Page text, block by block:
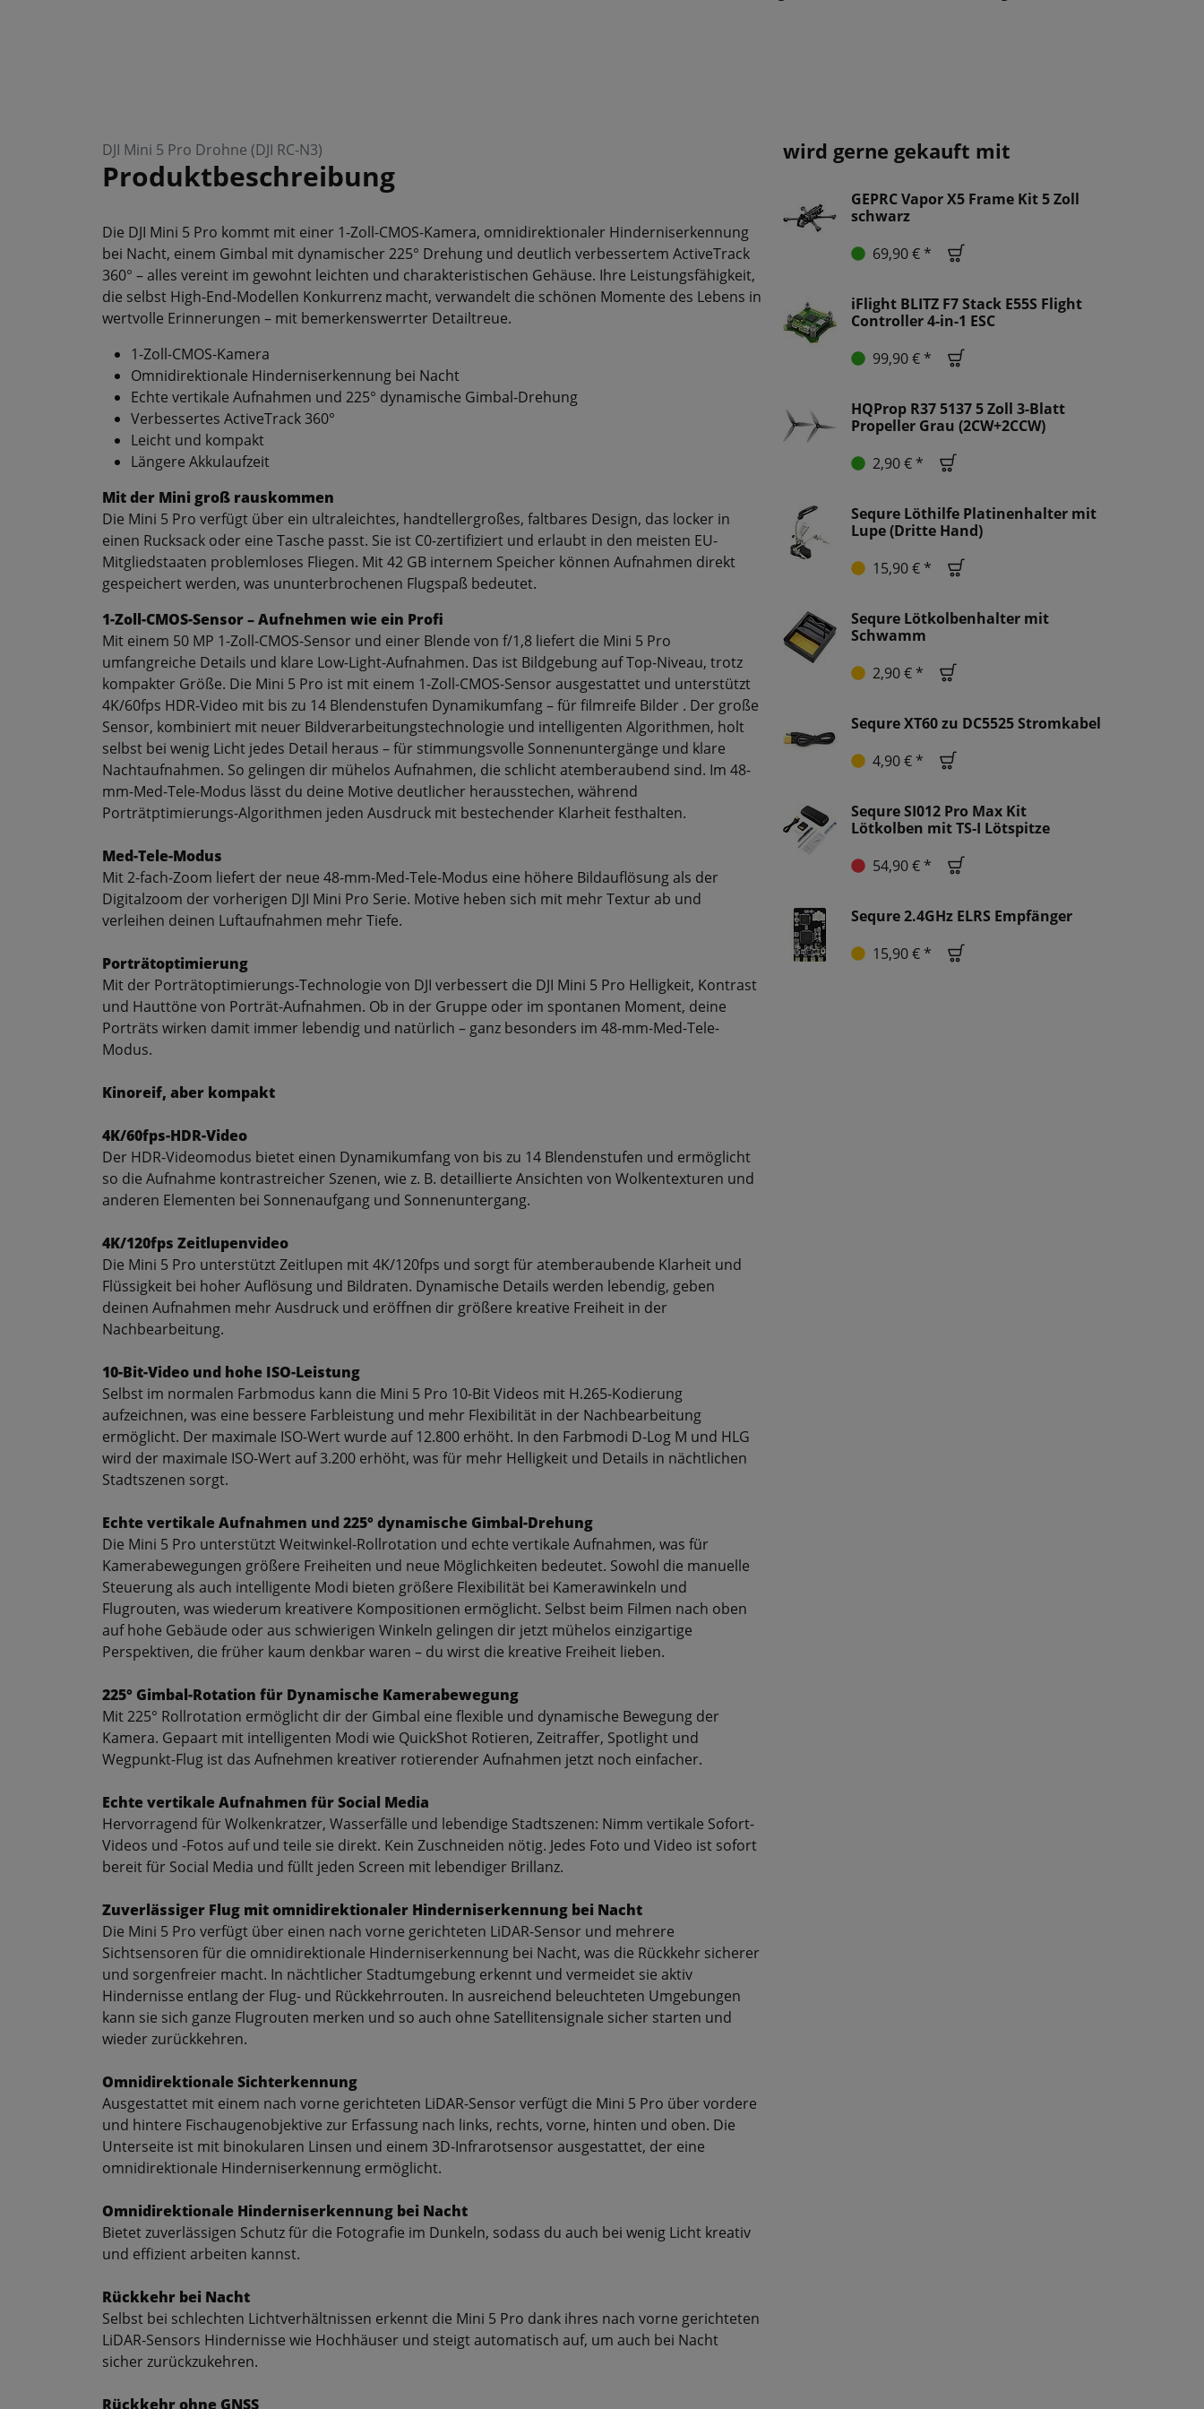
DJI Mini 5 Pro Drohne (DJI RC-N3)
Produktbeschreibung
Die DJI Mini 5 Pro kommt mit einer 1-Zoll-CMOS-Kamera, omnidirektionaler Hinderniserkennung
bei Nacht, einem Gimbal mit dynamischer 225° Drehung und deutlich verbessertem ActiveTrack
360° – alles vereint im gewohnt leichten und charakteristischen Gehäuse. Ihre Leistungsfähigkeit,
die selbst High-End-Modellen Konkurrenz macht, verwandelt die schönen Momente des Lebens in
wertvolle Erinnerungen – mit bemerkenswerrter Detailtreue.
1-Zoll-CMOS-Kamera
Omnidirektionale Hinderniserkennung bei Nacht
Echte vertikale Aufnahmen und 225° dynamische Gimbal-Drehung
Verbessertes ActiveTrack 360°
Leicht und kompakt
Längere Akkulaufzeit
Mit der Mini groß rauskommen
Die Mini 5 Pro verfügt über ein ultraleichtes, handtellergroßes, faltbares Design, das locker in
einen Rucksack oder eine Tasche passt. Sie ist C0-zertifiziert und erlaubt in den meisten EU-
Mitgliedstaaten problemloses Fliegen. Mit 42 GB internem Speicher können Aufnahmen direkt
gespeichert werden, was ununterbrochenen Flugspaß bedeutet.
1-Zoll-CMOS-Sensor – Aufnehmen wie ein Profi
Mit einem 50 MP 1-Zoll-CMOS-Sensor und einer Blende von f/1,8 liefert die Mini 5 Pro
umfangreiche Details und klare Low-Light-Aufnahmen. Das ist Bildgebung auf Top-Niveau, trotz
kompakter Größe. Die Mini 5 Pro ist mit einem 1-Zoll-CMOS-Sensor ausgestattet und unterstützt
4K/60fps HDR-Video mit bis zu 14 Blendenstufen Dynamikumfang – für filmreife Bilder . Der große
Sensor, kombiniert mit neuer Bildverarbeitungstechnologie und intelligenten Algorithmen, holt
selbst bei wenig Licht jedes Detail heraus – für stimmungsvolle Sonnenuntergänge und klare
Nachtaufnahmen. So gelingen dir mühelos Aufnahmen, die schlicht atemberaubend sind. Im 48-
mm-Med-Tele-Modus lässt du deine Motive deutlicher herausstechen, während
Porträtptimierungs-Algorithmen jeden Ausdruck mit bestechender Klarheit festhalten.
Med-Tele-Modus
Mit 2-fach-Zoom liefert der neue 48-mm-Med-Tele-Modus eine höhere Bildauflösung als der
Digitalzoom der vorherigen DJI Mini Pro Serie. Motive heben sich mit mehr Textur ab und
verleihen deinen Luftaufnahmen mehr Tiefe.
Porträtoptimierung
Mit der Porträtoptimierungs-Technologie von DJI verbessert die DJI Mini 5 Pro Helligkeit, Kontrast
und Hauttöne von Porträt-Aufnahmen. Ob in der Gruppe oder im spontanen Moment, deine
Porträts wirken damit immer lebendig und natürlich – ganz besonders im 48-mm-Med-Tele-
Modus.
Kinoreif, aber kompakt
4K/60fps-HDR-Video
Der HDR-Videomodus bietet einen Dynamikumfang von bis zu 14 Blendenstufen und ermöglicht
so die Aufnahme kontrastreicher Szenen, wie z. B. detaillierte Ansichten von Wolkentexturen und
anderen Elementen bei Sonnenaufgang und Sonnenuntergang.
4K/120fps Zeitlupenvideo
Die Mini 5 Pro unterstützt Zeitlupen mit 4K/120fps und sorgt für atemberaubende Klarheit und
Flüssigkeit bei hoher Auflösung und Bildraten. Dynamische Details werden lebendig, geben
deinen Aufnahmen mehr Ausdruck und eröffnen dir größere kreative Freiheit in der
Nachbearbeitung.
10-Bit-Video und hohe ISO-Leistung
Selbst im normalen Farbmodus kann die Mini 5 Pro 10-Bit Videos mit H.265-Kodierung
aufzeichnen, was eine bessere Farbleistung und mehr Flexibilität in der Nachbearbeitung
ermöglicht. Der maximale ISO-Wert wurde auf 12.800 erhöht. In den Farbmodi D-Log M und HLG
wird der maximale ISO-Wert auf 3.200 erhöht, was für mehr Helligkeit und Details in nächtlichen
Stadtszenen sorgt.
Echte vertikale Aufnahmen und 225° dynamische Gimbal-Drehung
Die Mini 5 Pro unterstützt Weitwinkel-Rollrotation und echte vertikale Aufnahmen, was für
Kamerabewegungen größere Freiheiten und neue Möglichkeiten bedeutet. Sowohl die manuelle
Steuerung als auch intelligente Modi bieten größere Flexibilität bei Kamerawinkeln und
Flugrouten, was wiederum kreativere Kompositionen ermöglicht. Selbst beim Filmen nach oben
auf hohe Gebäude oder aus schwierigen Winkeln gelingen dir jetzt mühelos einzigartige
Perspektiven, die früher kaum denkbar waren – du wirst die kreative Freiheit lieben.
225° Gimbal-Rotation für Dynamische Kamerabewegung
Mit 225° Rollrotation ermöglicht dir der Gimbal eine flexible und dynamische Bewegung der
Kamera. Gepaart mit intelligenten Modi wie QuickShot Rotieren, Zeitraffer, Spotlight und
Wegpunkt-Flug ist das Aufnehmen kreativer rotierender Aufnahmen jetzt noch einfacher.
Echte vertikale Aufnahmen für Social Media
Hervorragend für Wolkenkratzer, Wasserfälle und lebendige Stadtszenen: Nimm vertikale Sofort-
Videos und -Fotos auf und teile sie direkt. Kein Zuschneiden nötig. Jedes Foto und Video ist sofort
bereit für Social Media und füllt jeden Screen mit lebendiger Brillanz.
Zuverlässiger Flug mit omnidirektionaler Hinderniserkennung bei Nacht
Die Mini 5 Pro verfügt über einen nach vorne gerichteten LiDAR-Sensor und mehrere
Sichtsensoren für die omnidirektionale Hinderniserkennung bei Nacht, was die Rückkehr sicherer
und sorgenfreier macht. In nächtlicher Stadtumgebung erkennt und vermeidet sie aktiv
Hindernisse entlang der Flug- und Rückkehrrouten. In ausreichend beleuchteten Umgebungen
kann sie sich ganze Flugrouten merken und so auch ohne Satellitensignale sicher starten und
wieder zurückkehren.
Omnidirektionale Sichterkennung
Ausgestattet mit einem nach vorne gerichteten LiDAR-Sensor verfügt die Mini 5 Pro über vordere
und hintere Fischaugenobjektive zur Erfassung nach links, rechts, vorne, hinten und oben. Die
Unterseite ist mit binokularen Linsen und einem 3D-Infrarotsensor ausgestattet, der eine
omnidirektionale Hinderniserkennung ermöglicht.
Omnidirektionale Hinderniserkennung bei Nacht
Bietet zuverlässigen Schutz für die Fotografie im Dunkeln, sodass du auch bei wenig Licht kreativ
und effizient arbeiten kannst.
Rückkehr bei Nacht
Selbst bei schlechten Lichtverhältnissen erkennt die Mini 5 Pro dank ihres nach vorne gerichteten
LiDAR-Sensors Hindernisse wie Hochhäuser und steigt automatisch auf, um auch bei Nacht
sicher zurückzukehren.
Rückkehr ohne GNSS
wird gerne gekauft mit
GEPRC Vapor X5 Frame Kit 5 Zoll
schwarz
69,90 € *
iFlight BLITZ F7 Stack E55S Flight
Controller 4-in-1 ESC
99,90 € *
HQProp R37 5137 5 Zoll 3-Blatt
Propeller Grau (2CW+2CCW)
2,90 € *
Sequre Löthilfe Platinenhalter mit
Lupe (Dritte Hand)
15,90 € *
Sequre Lötkolbenhalter mit
Schwamm
2,90 € *
Sequre XT60 zu DC5525 Stromkabel
4,90 € *
Sequre SI012 Pro Max Kit
Lötkolben mit TS-I Lötspitze
54,90 € *
Sequre 2.4GHz ELRS Empfänger
15,90 € *